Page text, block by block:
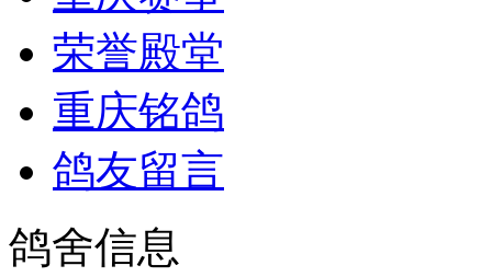
荣誉殿堂
重庆铭鸽
鸽友留言
鸽舍信息